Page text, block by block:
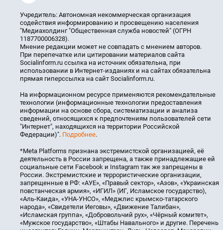
Учредитель: Автономная некоммерческая организация
содействия информированию и просвещению населения
"Медиахолдинг "Общественная служба новостей" (ОГРН
1187700006328).
Мнение редакции может не совпадать с мнением авторов.
При перепечатке или цитировании материалов сайта
Socialinform.ru ссылка на источник обязательна, при
использовании в Интернет-изданиях и на сайтах обязательна
прямая гиперссылка на сайт Socialinform.ru.
На информационном ресурсе применяются рекомендательные
технологии (информационные технологии предоставления
информации на основе сбора, систематизации и анализа
сведений, относящихся к предпочтениям пользователей сети
"Интернет", находящихся на территории Российской
Федерации)". Подробнее.
*Meta Platforms признана экстремистской организацией, её
деятельность в России запрещена, а также принадлежащие ей
социальные сети Facebook и Instagram так же запрещены в
России. Экстремистские и террористические организации,
запрещенные в РФ: «АУЕ», «Правый сектор», «Азов», «Украинская
повстанческая армия», «ИГИЛ» (ИГ, Исламское государство),
«Аль-Каида», «УНА-УНСО», «Меджлис крымско-татарского
народа», «Свидетели Иеговы», «Движение Талибан»,
«Исламская группа», «Добровольчий рух», «Чёрный комитет»,
«Мужское государство», «Штабы Навального» и другие. Перечень